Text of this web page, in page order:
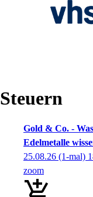
Steuern
Gold & Co. -
Edelmetalle
25.08.26 (1-mal)
zoom